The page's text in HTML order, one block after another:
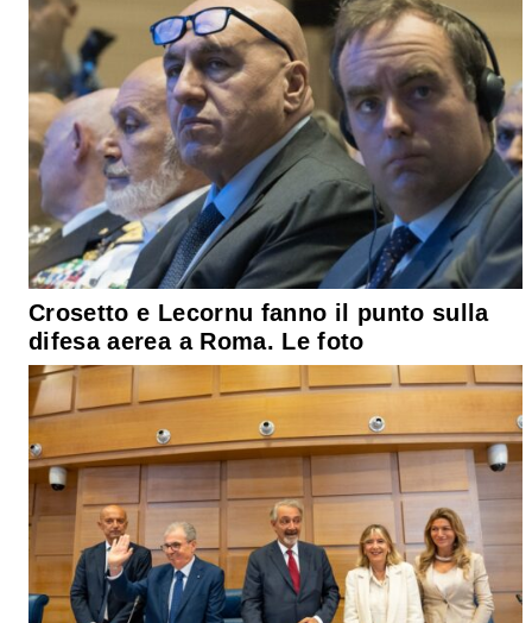
Crosetto e Lecornu fanno il punto sulla
difesa aerea a Roma. Le foto